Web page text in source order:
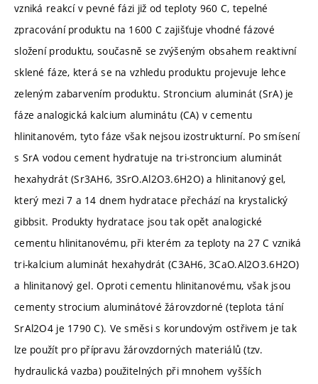
vzniká reakcí v pevné fázi již od teploty 960 C, tepelné
zpracování produktu na 1600 C zajišťuje vhodné fázové
složení produktu, současně se zvýšeným obsahem reaktivní
sklené fáze, která se na vzhledu produktu projevuje lehce
zeleným zabarvením produktu. Stroncium aluminát (SrA) je
fáze analogická kalcium aluminátu (CA) v cementu
hlinitanovém, tyto fáze však nejsou izostrukturní. Po smísení
s SrA vodou cement hydratuje na tri-stroncium aluminát
hexahydrát (Sr3AH6, 3SrO.Al2O3.6H2O) a hlinitanový gel,
který mezi 7 a 14 dnem hydratace přechází na krystalický
gibbsit. Produkty hydratace jsou tak opět analogické
cementu hlinitanovému, při kterém za teploty na 27 C vzniká
tri-kalcium aluminát hexahydrát (C3AH6, 3CaO.Al2O3.6H2O)
a hlinitanový gel. Oproti cementu hlinitanovému, však jsou
cementy strocium aluminátové žárovzdorné (teplota tání
SrAl2O4 je 1790 C). Ve směsi s korundovým ostřivem je tak
lze použít pro přípravu žárovzdorných materiálů (tzv.
hydraulická vazba) použitelných při mnohem vyšších